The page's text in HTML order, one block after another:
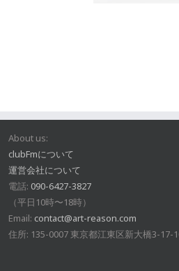
About us:
clubFmについて
運営会社について
電話: 090-6427-3827
（平日10時〜18時）
Email: contact@art-reason.com
住所: 135-0007 東京都江東区新大橋3-17-